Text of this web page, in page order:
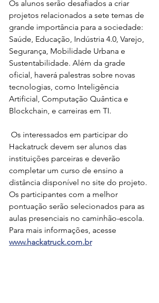
Os alunos serão desafiados a criar
projetos relacionados a sete temas de
grande importância para a sociedade:
Saúde, Educação, Indústria 4.0, Varejo,
Segurança, Mobilidade Urbana e
Sustentabilidade. Além da grade
oficial, haverá palestras sobre novas
tecnologias, como Inteligência
Artificial, Computação Quântica e
Blockchain, e carreiras em TI.
Hackatruck devem ser alunos das
instituições parceiras e deverão
completar um curso de ensino a
distância disponível no site do projeto.
Os participantes com a melhor
pontuação serão selecionados para as
aulas presenciais no caminhão-escola.
Para mais informações, acesse
www.hackatruck.com.br